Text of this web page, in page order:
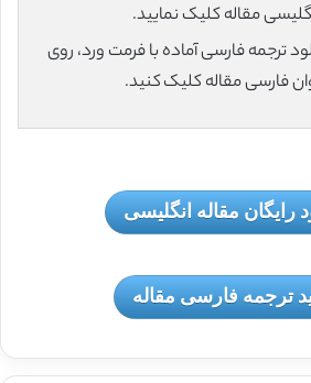
مقاله کلیک نمایید.
ترجمه فارسی آماده با فرمت ورد، روی
فارسی مقاله کلیک کنید.
رایگان مقاله انگلیسی
ترجمه فارسی مقاله